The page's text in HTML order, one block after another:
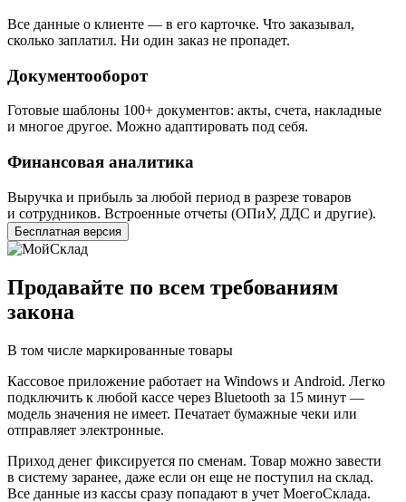
Все данные о клиенте — в его карточке. Что заказывал,
сколько заплатил. Ни один заказ не пропадет.
Документооборот
Готовые шаблоны 100+ документов: акты, счета, накладные
и многое другое. Можно адаптировать под себя.
Финансовая аналитика
Выручка и прибыль за любой период в разрезе товаров
и сотрудников. Встроенные отчеты (ОПиУ, ДДС и другие).
Бесплатная версия
Продавайте по всем требованиям
закона
В том числе маркированные товары
Кассовое приложение работает на Windows и Android. Легко
подключить к любой кассе через Bluetooth за 15 минут —
модель значения не имеет. Печатает бумажные чеки или
отправляет электронные.
Приход денег фиксируется по сменам. Товар можно завести
в систему заранее, даже если он еще не поступил на склад.
Все данные из кассы сразу попадают в учет МоегоСклада.